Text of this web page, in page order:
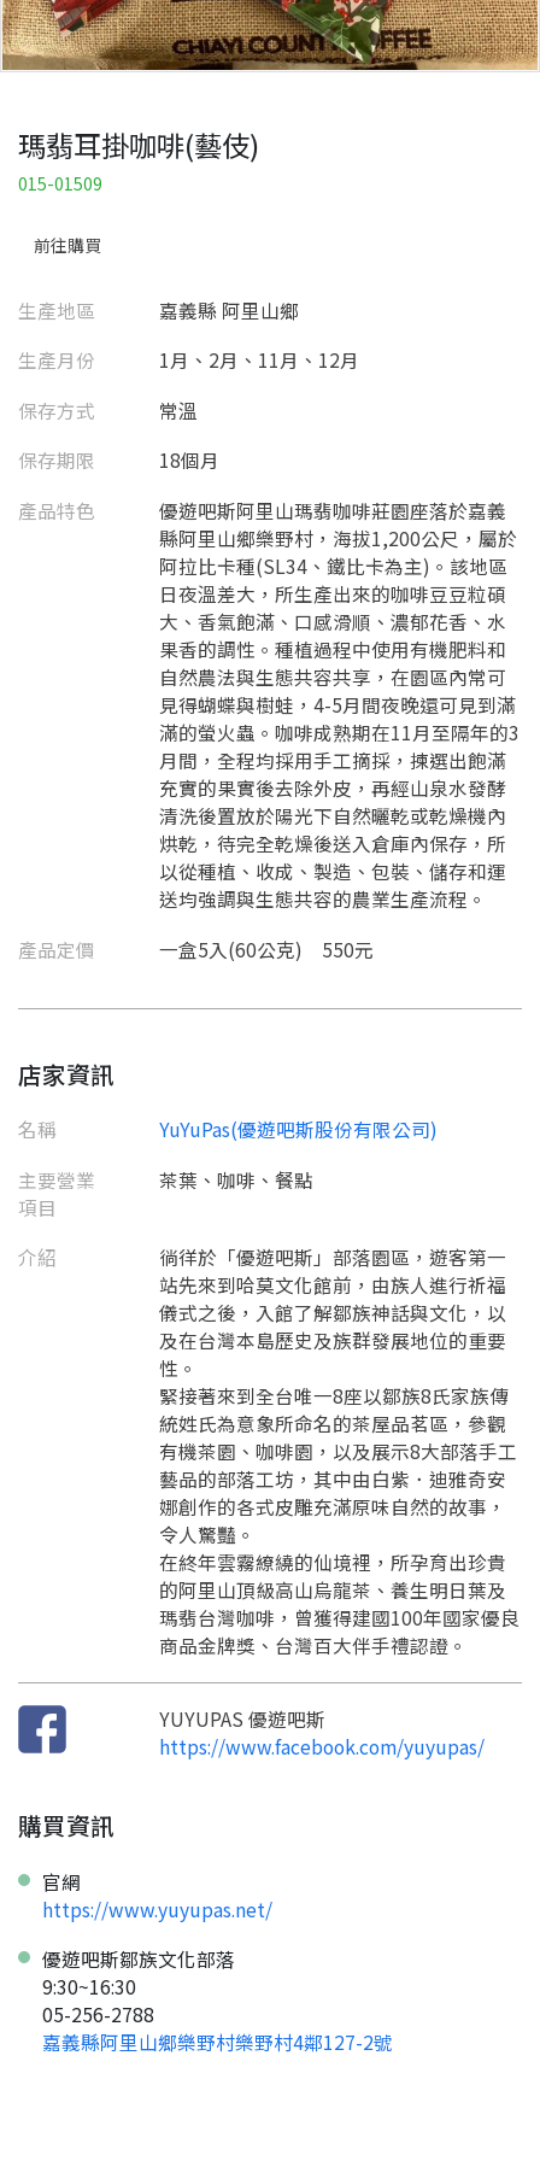
瑪翡耳掛咖啡(藝伎)
015-01509
前往購買
生產地區
嘉義縣 阿里山鄉
生產月份
1月、2月、11月、12月
保存方式
常溫
保存期限
18個月
產品特色
優遊吧斯阿里山瑪翡咖啡莊園座落於嘉義
縣阿里山鄉樂野村，海拔1,200公尺，屬於
阿拉比卡種(SL34、鐵比卡為主)。該地區
日夜溫差大，所生產出來的咖啡豆豆粒碩
大、香氣飽滿、口感滑順、濃郁花香、水
果香的調性。種植過程中使用有機肥料和
自然農法與生態共容共享，在園區內常可
見得蝴蝶與樹蛙，4-5月間夜晚還可見到滿
滿的螢火蟲。咖啡成熟期在11月至隔年的3
月間，全程均採用手工摘採，揀選出飽滿
充實的果實後去除外皮，再經山泉水發酵
清洗後置放於陽光下自然曬乾或乾燥機內
烘乾，待完全乾燥後送入倉庫內保存，所
以從種植、收成、製造、包裝、儲存和運
送均強調與生態共容的農業生產流程。
產品定價
一盒5入(60公克) 550元
店家資訊
名稱
YuYuPas(優遊吧斯股份有限公司)
主要營業
項目
茶葉、咖啡、餐點
介紹
徜徉於「優遊吧斯」部落園區，遊客第一
站先來到哈莫文化館前，由族人進行祈福
儀式之後，入館了解鄒族神話與文化，以
及在台灣本島歷史及族群發展地位的重要
性。
緊接著來到全台唯一8座以鄒族8氏家族傳
統姓氏為意象所命名的茶屋品茗區，參觀
有機茶園、咖啡園，以及展示8大部落手工
藝品的部落工坊，其中由白紫．迪雅奇安
娜創作的各式皮雕充滿原味自然的故事，
令人驚豔。
在終年雲霧繚繞的仙境裡，所孕育出珍貴
的阿里山頂級高山烏龍茶、養生明日葉及
瑪翡台灣咖啡，曾獲得建國100年國家優良
商品金牌獎、台灣百大伴手禮認證。
YUYUPAS 優遊吧斯
https://www.facebook.com/yuyupas/
購買資訊
官網
https://www.yuyupas.net/
優遊吧斯鄒族文化部落
9:30~16:30
05-256-2788
嘉義縣阿里山鄉樂野村樂野村4鄰127-2號
要註冊嗎？
嗨~這個 LINE 帳號還沒有註冊過，
只要驗證手機號碼就能完成註冊。
您要繼續嗎？
返回 繼續註冊
請加入LINE好友
請掃描或點擊 QR code
加入「嘉義優鮮」LINE 好友，
才能繼續註冊喔。
點擊加入 LINE 好友
返回 繼續註冊
註冊完成了！
開始填寫申請資料吧~
填寫申請資料
返回首頁
訊息
確認
要申請新產品嗎？
您的申請資料正在等候審查中，
要申請新產品嗎？
查看申請進度 申請新產品
返回首頁
要看申請秘笈嗎？
想知道怎麼做更容易通過審核嗎？
看看申請教學吧！
如果你已經準備好了，
點擊「直接申請」按鈕開始填寫申請表。
直接申請